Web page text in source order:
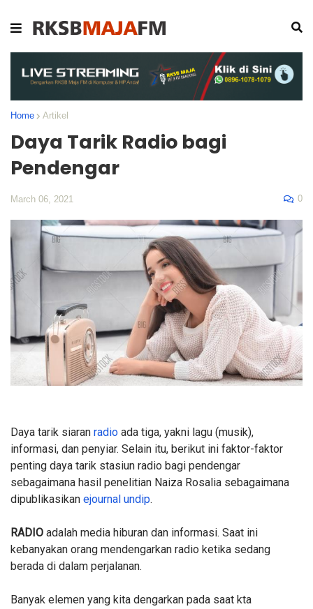
Home Artikel
Daya Tarik Radio bagi
Pendengar
March 06, 2021 0
Daya tarik siaran radio ada tiga, yakni lagu (musik),
informasi, dan penyiar. Selain itu, berikut ini faktor-faktor
penting daya tarik stasiun radio bagi pendengar
sebagaimana hasil penelitian Naiza Rosalia sebagaimana
dipublikasikan ejournal undip.
RADIO adalah media hiburan dan informasi. Saat ini
kebanyakan orang mendengarkan radio ketika sedang
berada di dalam perjalanan.
Banyak elemen yang kita dengarkan pada saat kta